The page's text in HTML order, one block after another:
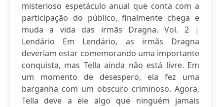
misterioso espetáculo anual que conta com a
participação do público, finalmente chega e
muda a vida das irmãs Dragna. Vol. 2 |
Lendário Em Lendário, as irmãs Dragna
deveriam estar comemorando uma importante
conquista, mas Tella ainda não está livre. Em
um momento de desespero, ela fez uma
barganha com um obscuro criminoso. Agora,
Tella deve a ele algo que ninguém jamais